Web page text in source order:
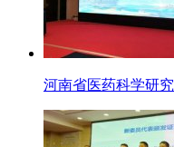
河南省医药科学研究